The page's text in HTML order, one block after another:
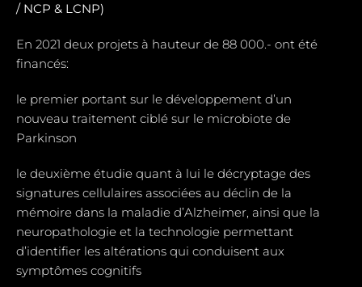
/ NCP & LCNP)
En 2021 deux projets à hauteur de 88 000.- ont été
financés:
le premier portant sur le développement d’un
nouveau traitement ciblé sur le microbiote de
Parkinson
le deuxième étudie quant à lui le décryptage des
signatures cellulaires associées au déclin de la
mémoire dans la maladie d’Alzheimer, ainsi que la
neuropathologie et la technologie permettant
d’identifier les altérations qui conduisent aux
symptômes cognitifs